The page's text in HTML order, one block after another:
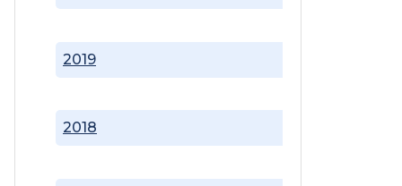
2018
2019